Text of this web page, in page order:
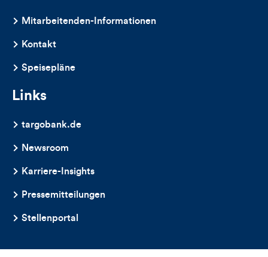
Mitarbeitenden-Informationen
Kontakt
Speisepläne
Links
targobank.de
Newsroom
Karriere-Insights
Pressemitteilungen
Stellenportal